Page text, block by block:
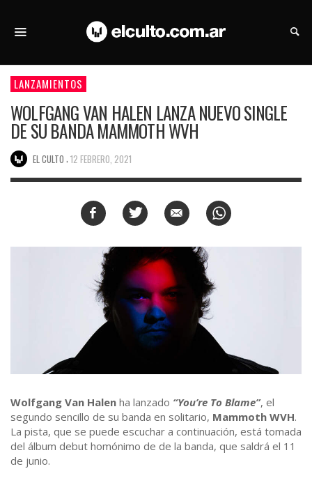
LANZAMIENTOS
WOLFGANG VAN HALEN LANZA NUEVO SINGLE
DE SU BANDA MAMMOTH WVH
EL CULTO 12 FEBRERO, 2021
Wolfgang Van Halen ha lanzado “You’re To Blame”, el
segundo sencillo de su banda en solitario, Mammoth WVH.
La pista, que se puede escuchar a continuación, está tomada
del álbum debut homónimo de de la banda, que saldrá el 11
de junio.